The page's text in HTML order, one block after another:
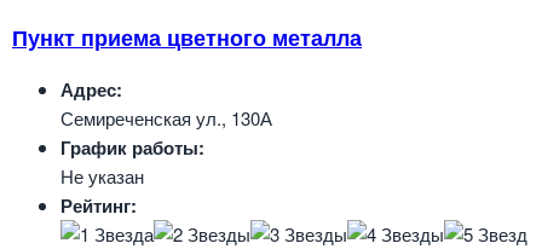
Пункт приема цветного металла
Адрес:
Семиреченская ул., 130А
График работы:
Не указан
Рейтинг: